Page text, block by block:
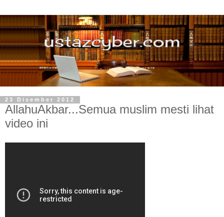
23 Disember 2012
AllahuAkbar...Semua muslim mesti lihat
video ini